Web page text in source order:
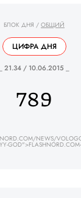
БЛОК ДНЯ / ОБЩИЙ
ЦИФРА ДНЯ
_ 21.34 / 10.06.2015 _
789
NEWS/